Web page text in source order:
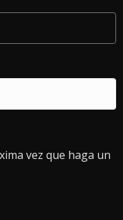
vez que haga un